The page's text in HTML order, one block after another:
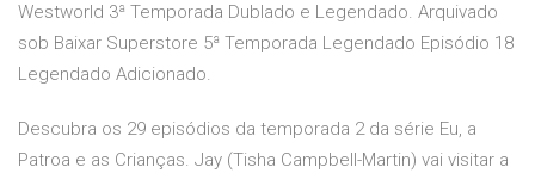
Westworld 3ª Temporada Dublado e Legendado. Arquivado
sob Baixar Superstore 5ª Temporada Legendado Episódio 18
Legendado Adicionado.
Descubra os 29 episódios da temporada 2 da série Eu, a
Patroa e as Crianças. Jay (Tisha Campbell-Martin) vai visitar a